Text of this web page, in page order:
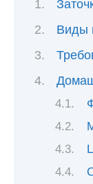
Виды